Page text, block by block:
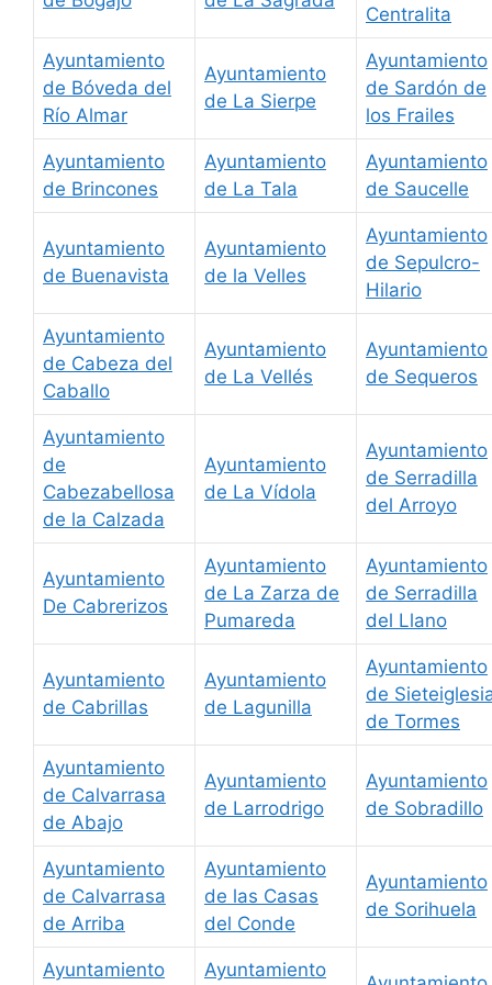
Centralita
Ayuntamiento
de Bóveda del
Río Almar
Ayuntamiento
de La Sierpe
Ayuntamiento
de Sardón de
los Frailes
Ayuntamiento
de Brincones
Ayuntamiento
de La Tala
Ayuntamiento
de Saucelle
Ayuntamiento
de Buenavista
Ayuntamiento
de la Velles
Ayuntamiento
de Sepulcro-
Hilario
Ayuntamiento
de Cabeza del
Caballo
Ayuntamiento
de La Vellés
Ayuntamiento
de Sequeros
Ayuntamiento
de
Cabezabellosa
de la Calzada
Ayuntamiento
de La Vídola
Ayuntamiento
de Serradilla
del Arroyo
Ayuntamiento
De Cabrerizos
Ayuntamiento
de La Zarza de
Pumareda
Ayuntamiento
de Serradilla
del Llano
Ayuntamiento
de Cabrillas
Ayuntamiento
de Lagunilla
Ayuntamiento
de
de Tormes
Ayuntamiento
de Calvarrasa
de Abajo
Ayuntamiento
de Larrodrigo
Ayuntamiento
de Sobradillo
Ayuntamiento
de Calvarrasa
de Arriba
Ayuntamiento
de las Casas
del Conde
Ayuntamiento
de Sorihuela
Ayuntamiento Ayuntamiento